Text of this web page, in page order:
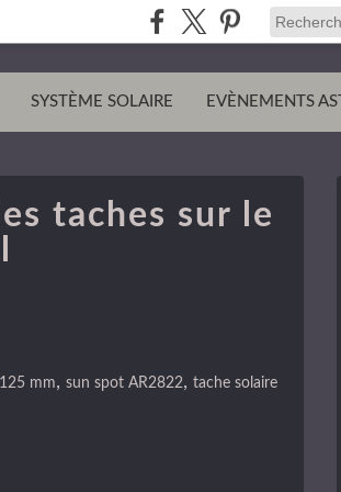
SYSTÈME SOLAIRE EVÈNEMENTS
taches sur le
mm, sun spot AR2822, tache solaire